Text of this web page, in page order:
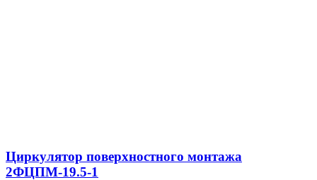
Циркулятор поверхностного монтажа
2ФЦПМ-19.5-1